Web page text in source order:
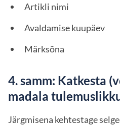
Artikli nimi
Avaldamise kuupäev
Märksõna
4. samm: Katkesta
madala
Järgmisena kehtestage